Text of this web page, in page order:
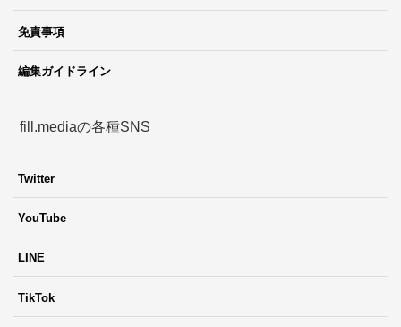
免責事項
編集ガイドライン
fill.mediaの各種SNS
Twitter
YouTube
LINE
TikTok